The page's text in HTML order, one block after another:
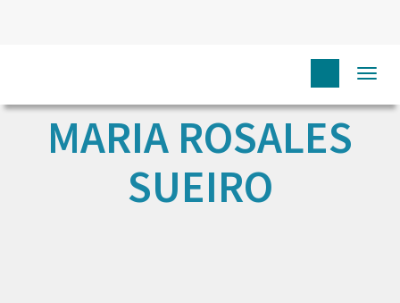
MARIA ROSALES
SUEIRO